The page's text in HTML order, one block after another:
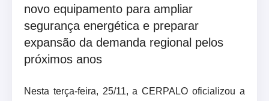
novo equipamento para ampliar
segurança energética e preparar
expansão da demanda regional pelos
próximos anos
Nesta terça-feira, 25/11, a CERPALO oficializou a